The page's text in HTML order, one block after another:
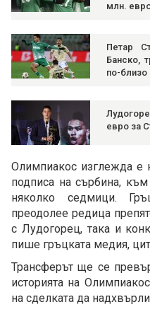
млн.
Петар
Банско,
по-близо
евро за
Олимпиакос изглежда е
подписа на сърбина,
няколко седмици.
преодолее редица
с Лудогорец, така и
пише гръцката медия,
Трансферът ще се
историята на
на сделката да